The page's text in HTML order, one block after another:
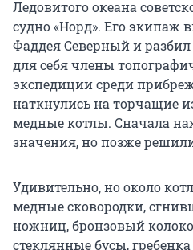
Ледовитого океана
судно «Норд». Его экипаж
Фаддея Северный и
для себя члены
экспедиции среди
наткнулись на торчащие
медные котлы. Сначала
значения, но позже
Удивительно, но около
медные сковородки,
ножниц, бронзовый
стеклянные бусы,